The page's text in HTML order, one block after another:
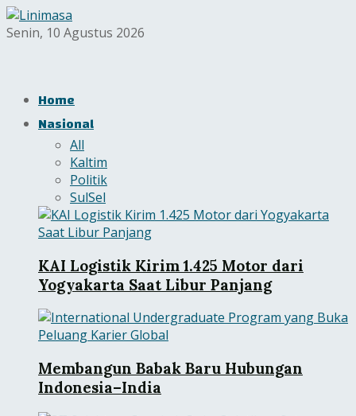
Senin, 10 Agustus 2026
Home
Nasional
All
Kaltim
Politik
SulSel
KAI Logistik Kirim 1.425 Motor dari
Yogyakarta Saat Libur Panjang
Membangun Babak Baru Hubungan
Indonesia–India